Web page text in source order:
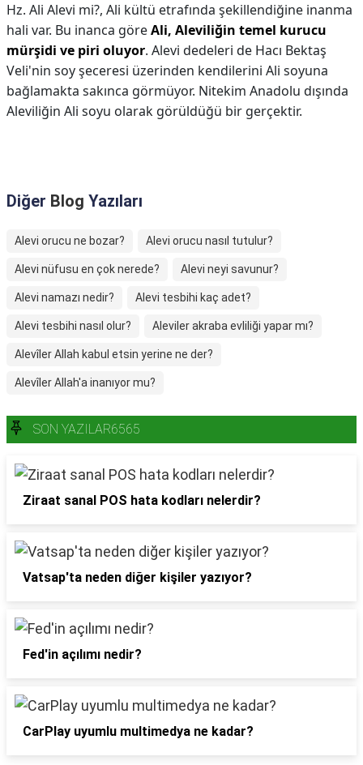
Hz. Ali Alevi mi?, Ali kültü etrafında şekillendiğine inanma
hali var. Bu inanca göreAli, Aleviliğin temel kurucu
mürşidi ve piri oluyor. Alevi dedeleri de Hacı Bektaş
Veli'nin soy şeceresi üzerinden kendilerini Ali soyuna
bağlamakta sakınca görmüyor. Nitekim Anadolu dışında
Aleviliğin Ali soyu olarak görüldüğü bir gerçektir.
Diğer Blog Yazıları
Alevi orucu ne bozar? Alevi orucu nasıl tutulur?
Alevi nüfusu en çok nerede? Alevi neyi savunur?
Alevi namazı nedir? Alevi tesbihi kaç adet?
Alevi tesbihi nasıl olur? Aleviler akraba evliliği yapar mı?
Alevîler Allah kabul etsin yerine ne der?
Alevîler Allah'a inanıyor mu?
SON YAZILAR6565
Ziraat sanal POS hata kodları nelerdir?
Vatsap'ta neden diğer kişiler yazıyor?
Fed'in açılımı nedir?
CarPlay uyumlu multimedya ne kadar?